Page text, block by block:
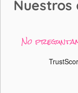
Nuestros
No